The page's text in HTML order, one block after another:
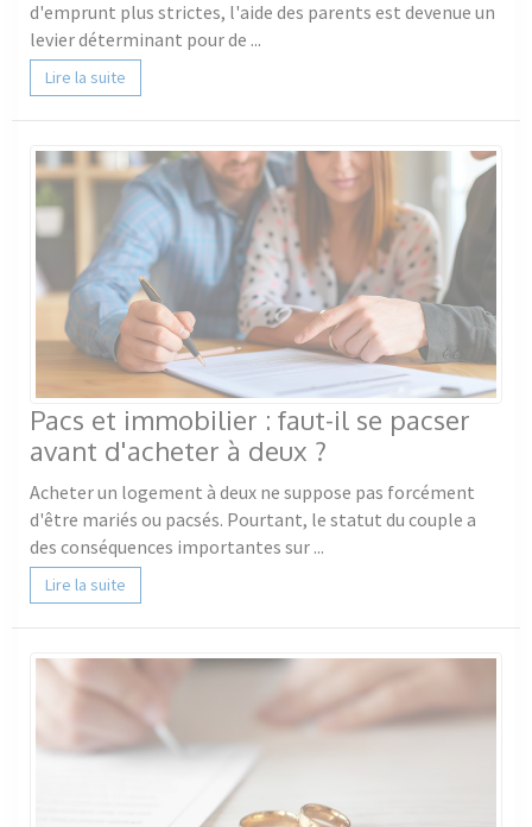
d'emprunt plus strictes, l'aide des parents est devenue un
levier déterminant pour de ...
Lire la suite
Pacs et immobilier : faut-il se pacser
avant d'acheter à deux ?
Acheter un logement à deux ne suppose pas forcément
d'être mariés ou pacsés. Pourtant, le statut du couple a
des conséquences importantes sur ...
Lire la suite